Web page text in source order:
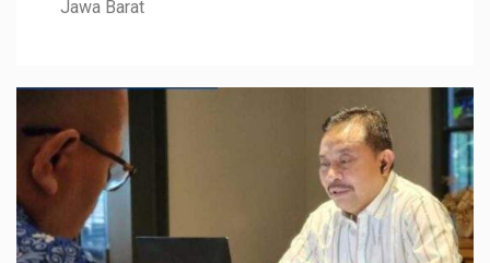
Jawa Barat